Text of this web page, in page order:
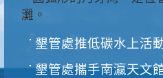
墾管處推低碳水上活動
墾管處攜手南瀛天文館